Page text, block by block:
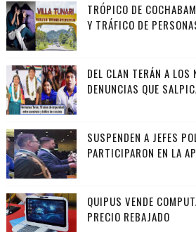
TRÓPICO DE
Y TRÁFICO DE
DEL CLAN TERÁN A
DENUNCIAS QUE
SUSPENDEN A JEFES
PARTICIPARON EN LA
QUIPUS VENDE
PRECIO REBAJADO